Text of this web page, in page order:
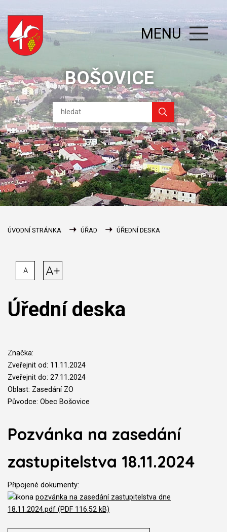
BOŠOVICE
MENU
ÚVODNÍ STRÁNKA ÚŘAD ÚŘEDNÍ DESKA
A A+
Úřední deska
Značka:
Zveřejnit od: 11.11.2024
Zveřejnit do: 27.11.2024
Oblast: Zasedání ZO
Původce: Obec Bošovice
Pozvánka na zasedání
zastupitelstva 18.11.2024
Připojené dokumenty:
pozvánka na zasedání zastupitelstva dne
18.11.2024.pdf (PDF 116.52 kB)